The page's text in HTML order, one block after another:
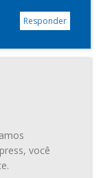
Responder
você